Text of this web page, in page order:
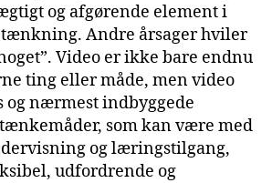
og afgørende element i
Andre årsager hviler
Video er ikke bare endnu
ting eller måde, men video
og nærmest indbyggede
som kan være med
og læringstilgang,
udfordrende og